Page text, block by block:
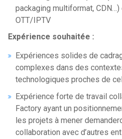
packaging multiformat,
OTT/IPTV
Expérience souhaitée :
Expériences solides de
complexes dans des
technologiques proches de
Expérience forte de travail
Factory ayant un
les projets à mener
collaboration avec d’autres